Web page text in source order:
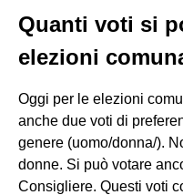
Quanti voti si
elezioni
Oggi per le elezioni
anche due voti di
genere (uomo/donna/).
donne. Si può votare
Consigliere. Questi voti